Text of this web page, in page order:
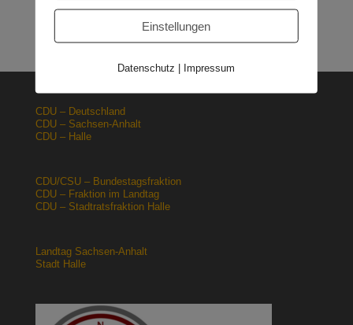
Lehrpläne: Grundsteine für spätere Ausbildung werden in der
23.01.2026
CDU – Deutschland
CDU – Sachsen-Anhalt
CDU – Halle
CDU/CSU – Bundestagsfraktion
CDU – Fraktion im Landtag
CDU – Stadtratsfraktion Halle
Landtag Sachsen-Anhalt
Stadt Halle
Einstellungen
Datenschutz | Impressum